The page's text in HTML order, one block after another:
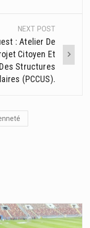
NEXT POST
: Atelier De
Citoyen Et
Structures
(PCCUS).